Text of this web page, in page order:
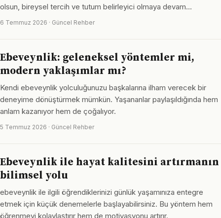
olsun, bireysel tercih ve tutum belirleyici olmaya devam…
6 Temmuz 2026 · Güncel Rehber
Ebeveynlik: geleneksel yöntemler mi,
modern yaklaşımlar mı?
Kendi ebeveynlik yolculuğunuzu başkalarına ilham verecek bir
deneyime dönüştürmek mümkün. Yaşananlar paylaşıldığında hem
anlam kazanıyor hem de çoğalıyor.
5 Temmuz 2026 · Güncel Rehber
Ebeveynlik ile hayat kalitesini artırmanın
bilimsel yolu
ebeveynlik ile ilgili öğrendiklerinizi günlük yaşamınıza entegre
etmek için küçük denemelerle başlayabilirsiniz. Bu yöntem hem
öğrenmeyi kolaylaştırır hem de motivasyonu artırır.